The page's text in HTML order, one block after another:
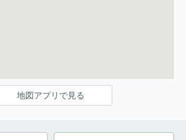
地図アプリで見る